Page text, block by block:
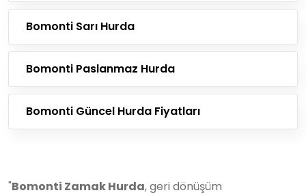
Bomonti Sarı Hurda
Bomonti Paslanmaz Hurda
Bomonti Güncel Hurda Fiyatları
"Bomonti Zamak Hurda, geri dönüşüm